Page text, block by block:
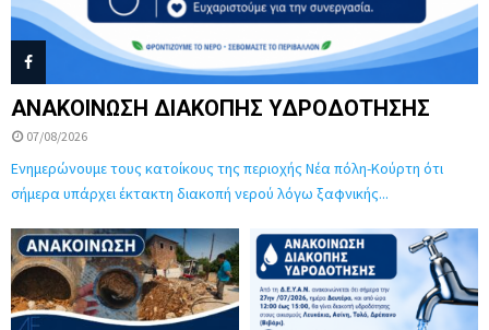
ΑΝΑΚΟΙΝΩΣΗ ΔΙΑΚΟΠΗΣ ΥΔΡΟΔΟΤΗΣΗΣ
07/08/2026
Ενημερώνουμε τους κατοίκους της περιοχής Νέα πόλη-Κούρτη ότι
σήμερα υπάρχει έκτακτη διακοπή νερού λόγω ξαφνικής...